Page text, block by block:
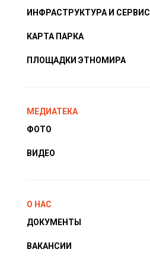
ИНФРАСТРУКТУРА И СЕРВИС
КАРТА ПАРКА
ПЛОЩАДКИ ЭТНОМИРА
МЕДИАТЕКА
ФОТО
ВИДЕО
О НАС
ДОКУМЕНТЫ
ВАКАНСИИ